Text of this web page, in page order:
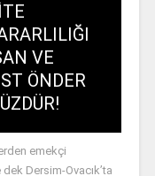
VE
ÖNDER
emekçi
dek Dersim-Ovacık’ta